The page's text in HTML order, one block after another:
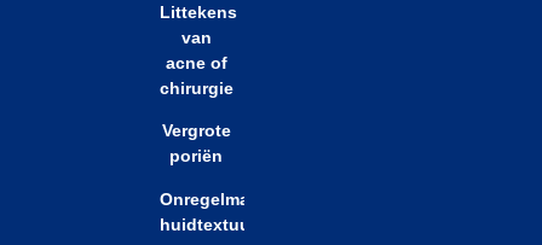
Littekens
van
acne of
chirurgie
Vergrote
poriën
Onregelmatigheid
huidtextuur